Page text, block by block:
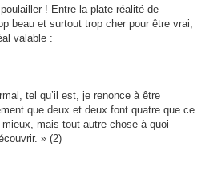
! Entre la plate réalité de
beau et surtout trop cher pour être vrai,
valable :
tel qu’il est, je renonce à être
que deux et deux font quatre que ce
mais tout autre chose à quoi
» (2)